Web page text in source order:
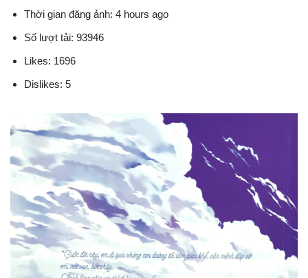
Thời gian đăng ảnh: 4 hours ago
Số lượt tải: 93946
Likes: 1696
Dislikes: 5